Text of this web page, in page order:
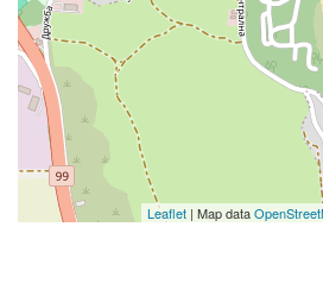
Leaflet | Map data